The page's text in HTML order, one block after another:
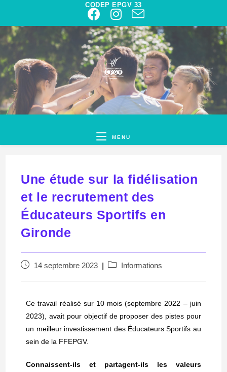
CODEP EPGV 33
MENU
Une étude sur la fidélisation
et le recrutement des
Éducateurs Sportifs en
Gironde
14 septembre 2023 Informations
Ce travail réalisé sur 10 mois (septembre 2022 – juin
2023), avait pour objectif de proposer des pistes pour
un meilleur investissement des Éducateurs Sportifs au
sein de la FFEPGV.
Connaissent-ils et partagent-ils les valeurs